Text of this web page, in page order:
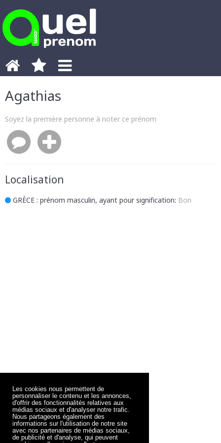
Les cookies nous permettent de
personnaliser le contenu et les annonces,
d'offrir des fonctionnalités relatives aux
médias sociaux et d'analyser notre trafic.
Nous partageons également des
informations sur l'utilisation de notre site
avec nos partenaires de médias sociaux,
de publicité et d'analyse, qui peuvent
Agathias
Soyez la première personne à noter ce prénom
Localisation
GRÈCE : prénom masculin, ayant pour signification: Bon